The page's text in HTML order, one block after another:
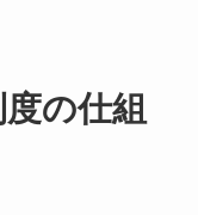
の仕組